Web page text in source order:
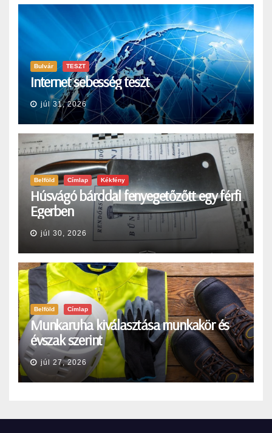
Bulvár TESZT
Internet sebesség teszt
júl 31, 2026
Belföld Címlap Kékfény
Húsvágó bárddal fenyegetőzőtt egy férfi
Egerben
júl 30, 2026
Belföld Címlap
Munkaruha kiválasztása munkakör és
évszak szerint
júl 27, 2026